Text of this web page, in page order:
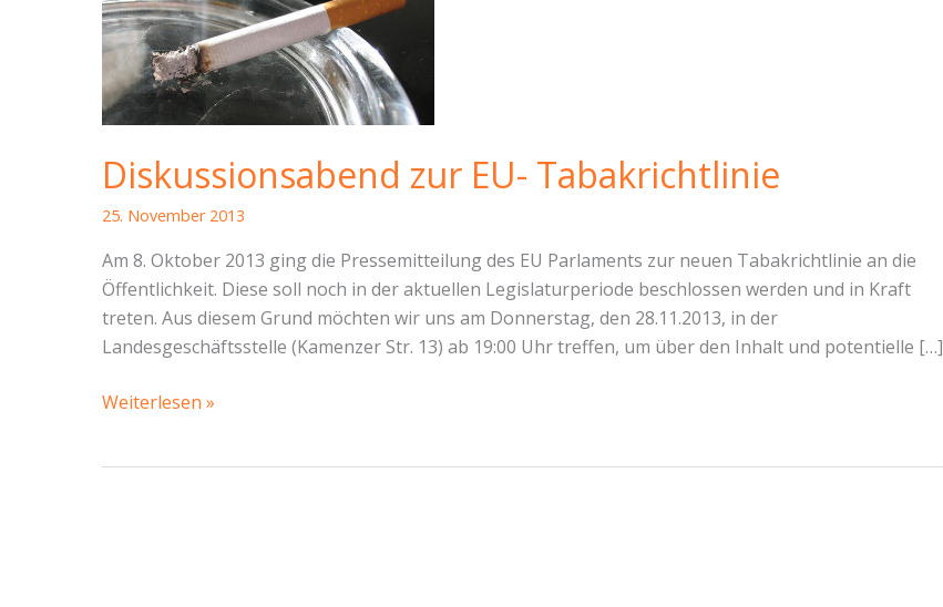
Diskussionsabend zur EU- Tabakrichtlinie
25. November 2013
Am 8. Oktober 2013 ging die Pressemitteilung des EU Parlaments zur neuen Tabakrichtlinie an die
Öffentlichkeit. Diese soll noch in der aktuellen Legislaturperiode beschlossen werden und in Kraft
treten. Aus diesem Grund möchten wir uns am Donnerstag, den 28.11.2013, in der
Landesgeschäftsstelle (Kamenzer Str. 13) ab 19:00 Uhr treffen, um über den Inhalt und potentielle […]
Diskussionsabend
Weiterlesen »